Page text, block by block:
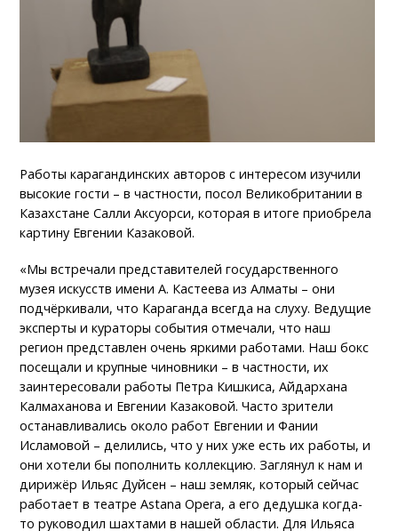
Работы карагандинских авторов с интересом изучили
высокие гости – в частности, посол Великобритании в
Казахстане Салли Аксуорси, которая в итоге приобрела
картину Евгении Казаковой.
«Мы встречали представителей государственного
музея искусств имени А. Кастеева из Алматы – они
подчёркивали, что Караганда всегда на слуху. Ведущие
эксперты и кураторы события отмечали, что наш
регион представлен очень яркими работами. Наш бокс
посещали и крупные чиновники – в частности, их
заинтересовали работы Петра Кишкиса, Айдархана
Калмаханова и Евгении Казаковой. Часто зрители
останавливались около работ Евгении и Фании
Исламовой – делились, что у них уже есть их работы, и
они хотели бы пополнить коллекцию. Заглянул к нам и
дирижёр Ильяс Дуйсен – наш земляк, который сейчас
работает в театре Astana Opera, а его дедушка когда-
то руководил шахтами в нашей области. Для Ильяса